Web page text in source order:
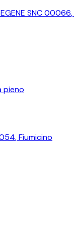
SNC 00066,
pieno
,Fiumicino